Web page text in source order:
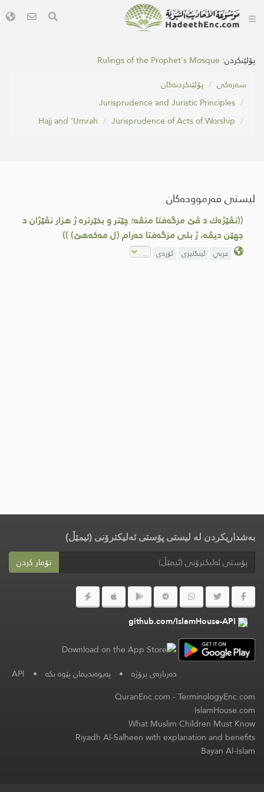
پۆلێنکردن: Rulings of the Prophet's Mosque
سه‌ره‌كی
پۆلێنکردنەکان
Jurisprudence and Juristic Principles
Jurisprudence of Acts of Worship
Hajj and ‘Umrah
لیستی فەرموودەکان
((نڤێژه‌ك د ڤێ مزگه‌فتا منڤه‌؛ چێتر و بخێرتره‌‌ ژ هزار نڤێژان د
جهێن دیڤه‌، ژ بلی مزگه‌فتا حه‌رام (ل مه‌كه‌هێ) ))
عربي ئینگلیزی ئۆردی
بەشداریکردن لە لیستی پۆستی ئەلیکترۆنی (ئیمێڵ)
تۆمار کردن
github.com/IslamHouse-API
دەربارەی پرۆژە • پەیوەندیمان پێوە بکە •
API
QuranEnc.com-TerminologyEnc.com
IslamHouse.com
What Muslim Children Must Know
Riyadh Al-Salheen with explanation and benefits
Bayan Al-Islam